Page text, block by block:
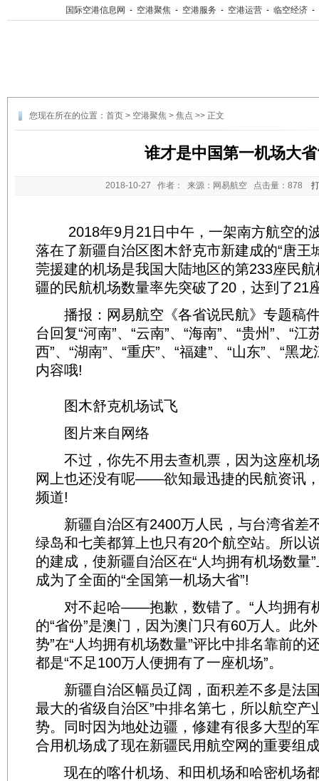
国际空港信息网 - 空港聚焦 - 空港服务 - 空港运营 - 临空经济 -
您现在所在的位置： 首页 > 空港聚焦 > 焦点 >> 正文
谁才是中国第一机场大
2018-10-27 作者： 来源：网易航空 点击量： 878
2018年9月21日中午，一架南方航空的
落在了新疆自治区图木舒克市新建成的“唐王
莞援建的机场是我国大陆地区的第233座民
疆的民航机场数量率先突破了20，达到了21
播报：网易航空《各省说民航》专题稿
台回复“河南”、“云南”、“海南”、“贵州”、“江
西”、“湖南”、“重庆”、“福建”、“山东”、“黑
内容哦!
图木舒克机场试飞
图片来自网络
不过，你先不用去查机票，因为这座机
网上也还没有呢——欲知最迅捷的民航资讯
频道!
新疆自治区有2400万人民，与台湾省差
绿岛和七美都算上也只有20个航空站。所以
的建成，使新疆自治区在“人均拥有机场数量
成为了全面的“全国第一机场大省”!
对不起哈——抱歉，数错了。“人均拥有
的“省份”是澳门，因为澳门只有60万人。此
势”在“人均拥有机场数量”评比中排名靠前的
都是“不足100万人便拥有了一座机场”。
新疆自治区幅员辽阔，面积差不多是法国
最大的省级自治区”中排名第七，所以航空产
势。同时因为地处边疆，修建有很多大型的
合用机场成了现在新疆民用航空网的重要组
现在的喀什机场、和田机场和哈密机场